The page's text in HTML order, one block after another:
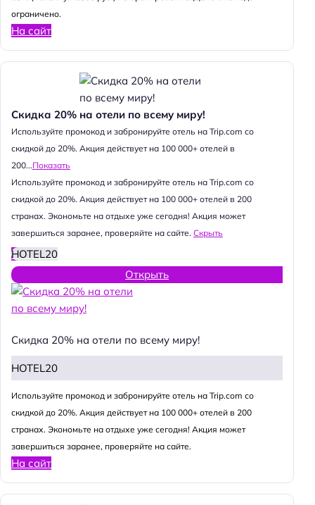
ограничено.
На сайт
Скидка 20% на отели по всему миру!
Используйте промокод и забронируйте отель на Trip.com со
скидкой до 20%. Акция действует на 100 000+ отелей в
200...Показать
Используйте промокод и забронируйте отель на Trip.com со
скидкой до 20%. Акция действует на 100 000+ отелей в 200
странах. Экономьте на отдыхе уже сегодня! Акция может
завершиться заранее, проверяйте на сайте. Скрыть
HOTEL20
Открыть
Скидка 20% на отели по всему миру!
HOTEL20
Используйте промокод и забронируйте отель на Trip.com со
скидкой до 20%. Акция действует на 100 000+ отелей в 200
странах. Экономьте на отдыхе уже сегодня! Акция может
завершиться заранее, проверяйте на сайте.
На сайт